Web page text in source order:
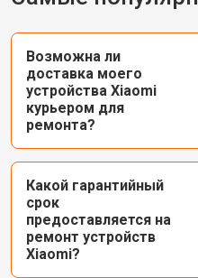
Возможна ли
доставка моего
устройства Xiaomi
курьером для
ремонта?
Какой гарантийный
срок
предоставляется на
ремонт устройств
Xiaomi?